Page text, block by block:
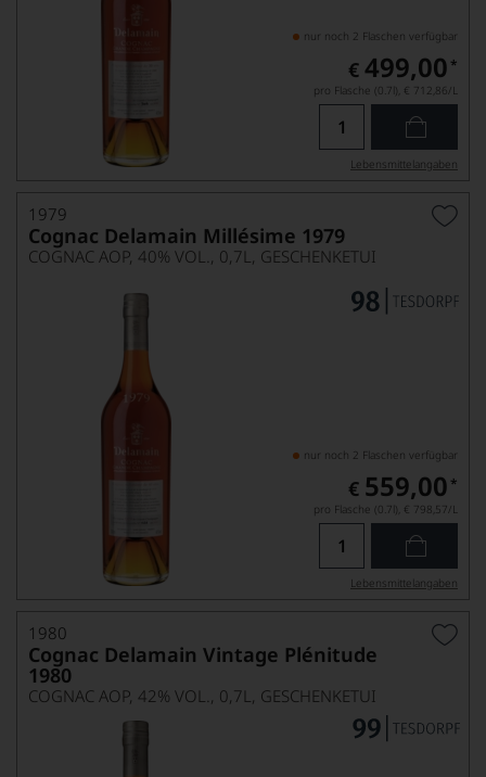
nur noch 2 Flaschen verfügbar
€ 499,00 *
pro Flasche (0.7l), € 712,86/L
Lebensmittel­angaben
1979
Cognac Delamain Millésime 1979
COGNAC AOP, 40% VOL., 0,7L, GESCHENKETUI
nur noch 2 Flaschen verfügbar
€ 559,00 *
pro Flasche (0.7l), € 798,57/L
Lebensmittel­angaben
1980
Cognac Delamain Vintage Plénitude
1980
COGNAC AOP, 42% VOL., 0,7L, GESCHENKETUI